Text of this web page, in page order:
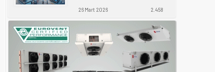
26 Mart 2026 2.458